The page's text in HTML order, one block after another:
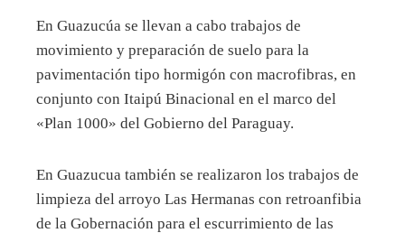
En Guazucúa se llevan a cabo trabajos de
movimiento y preparación de suelo para la
pavimentación tipo hormigón con macrofibras, en
conjunto con Itaipú Binacional en el marco del
«Plan 1000» del Gobierno del Paraguay.
En Guazucua también se realizaron los trabajos de
limpieza del arroyo Las Hermanas con retroanfibia
de la Gobernación para el escurrimiento de las